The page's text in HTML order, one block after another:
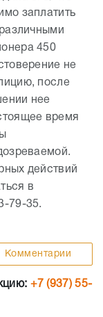
заплатить
450
не
после
нее
время
действий
в
79-35.
Комментарии
+7 (937) 55-